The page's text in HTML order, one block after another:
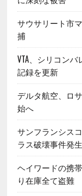
サウサリート市
捕
VTA、シリコン
記録を更新
デルタ航空、ロ
始へ
サンフランシス
ラス破壊事件発生
ヘイワードの携
り在庫全て盗難